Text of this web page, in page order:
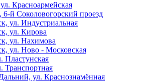
Красноармейская
6-й Соколовогорский проезд
ул. Индустриальная
ул. Кирова
ул. Нахимова
ул. Ново - Московская
Пластунская
Транспортная
ул. Краснознамённая